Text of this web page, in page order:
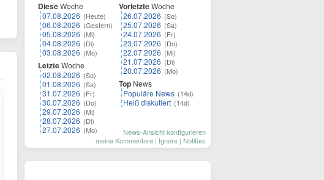
DieseWoche
07.08.2026 (Heute)
06.08.2026 (Gestern)
05.08.2026 (Mi)
04.08.2026 (Di)
03.08.2026 (Mo)
LetzteWoche
02.08.2026 (So)
01.08.2026 (Sa)
31.07.2026 (Fr)
30.07.2026 (Do)
29.07.2026 (Mi)
28.07.2026 (Di)
27.07.2026 (Mo)
VorletzteWoche
26.07.2026 (So)
25.07.2026 (Sa)
24.07.2026 (Fr)
23.07.2026 (Do)
22.07.2026 (Mi)
21.07.2026 (Di)
20.07.2026 (Mo)
Top News
Populäre News (14d)
Heiß diskutiert (14d)
News-Ansicht konfigurieren
meine Kommentare | Ignore | Notifies